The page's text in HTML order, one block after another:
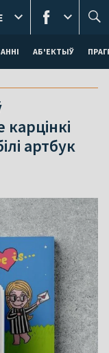
АБ'ЕКТЫЎ
артбук